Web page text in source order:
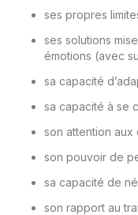
ses propres
ses solutions
émotions (avec
sa capacité
sa capacité à se
son attention aux
son pouvoir de
sa capacité de
son rapport au